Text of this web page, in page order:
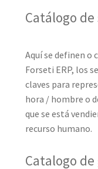
Catálogo
Aquí se definen o
Forseti ERP, los
claves para
hora / hombre o
que se está
recurso humano.
Catalogo de